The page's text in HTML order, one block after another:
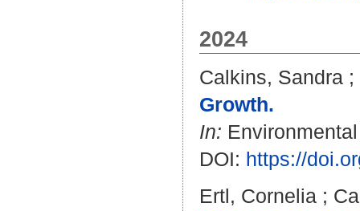
2024
Calkins, Sandra ;
Growth.
In:
DOI: https://
Ertl, Cornelia ;